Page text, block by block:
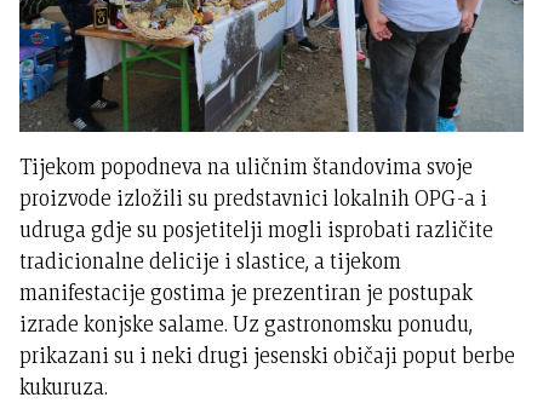
Tijekom popodneva na uličnim štandovima svoje
proizvode izložili su predstavnici lokalnih OPG-a i
udruga gdje su posjetitelji mogli isprobati različite
tradicionalne delicije i slastice, a tijekom
manifestacije gostima je prezentiran je postupak
izrade konjske salame. Uz gastronomsku ponudu,
prikazani su i neki drugi jesenski običaji poput berbe
kukuruza.